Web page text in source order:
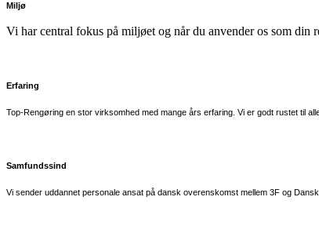
Miljø
Vi har central fokus på miljøet og når du anvender os som din
Erfaring
Top-Rengøring en stor virksomhed med mange års erfaring. Vi er godt rustet til
Samfundssind
Vi sender uddannet personale ansat på dansk overenskomst mellem 3F og